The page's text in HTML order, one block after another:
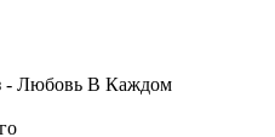
- Любовь В Каждом